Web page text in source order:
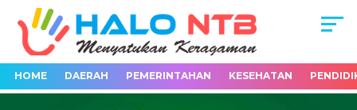
HOME DAERAH PEMERINTAHAN KESEHATAN